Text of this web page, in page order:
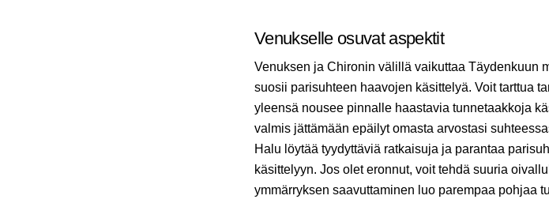
Venukselle osuvat aspektit
Venuksen ja Chironin välillä vaikuttaa Täydenkuun
suosii parisuhteen haavojen käsittelyä. Voit tarttua
yleensä nousee pinnalle haastavia tunnetaakkoja
valmis jättämään epäilyt omasta arvostasi
Halu löytää tyydyttäviä ratkaisuja ja parantaa
käsittelyyn. Jos olet eronnut, voit tehdä suuria
ymmärryksen saavuttaminen luo parempaa pohjaa